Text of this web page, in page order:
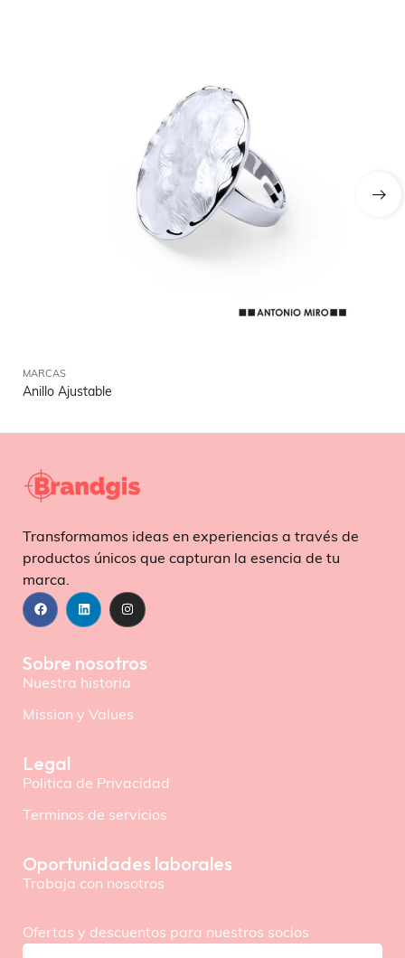
MARCAS
Anillo Ajustable
Transformamos ideas en experiencias a través de
productos únicos que capturan la esencia de tu
marca.
Sobre nosotros
Nuestra historia
Mission y Values
Legal
Politica de Privacidad
Terminos de servicios
Oportunidades laborales
Trabaja con nosotros
Ofertas y descuentos para nuestros socios